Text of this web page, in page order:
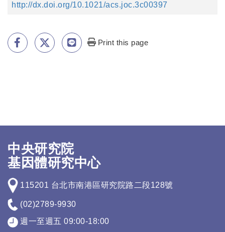
http://dx.doi.org/10.1021/acs.joc.3c00397
Print this page
中央研究院
基因體研究中心
115201 台北市南港區研究院路二段128號
(02)2789-9930
週一至週五 09:00-18:00